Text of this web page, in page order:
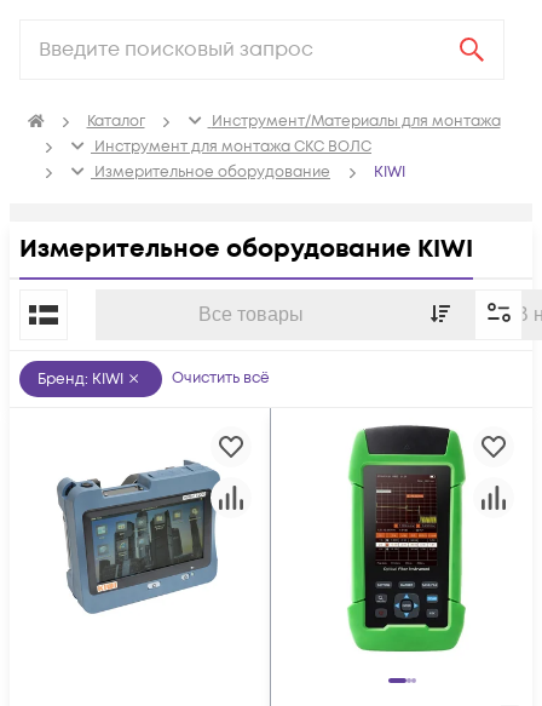
Каталог
Инструмент/Материалы для монтажа
Инструмент для монтажа СКС ВОЛС
Измерительное оборудование
KIWI
Измерительное оборудование KIWI
Все товары В
По популярности
Бренд: KIWI Очистить всё